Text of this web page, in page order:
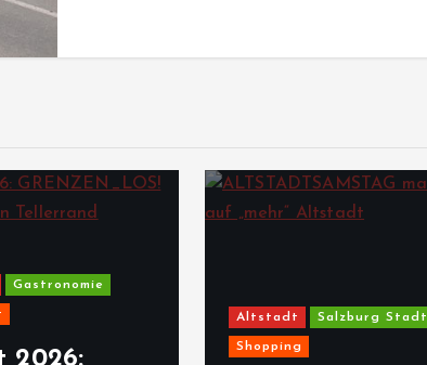
Gastronomie
2026:
Altstadt Salzburg Stadt
Shopping